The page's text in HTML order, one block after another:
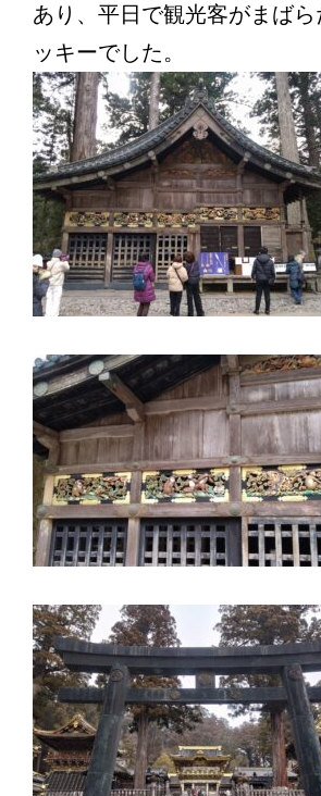
あり、平日で観光客がまば
ッキーでした。